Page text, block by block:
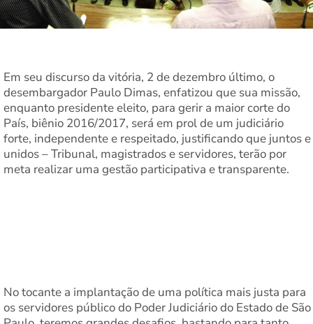
Em seu discurso da vitória, 2 de dezembro último, o
desembargador Paulo Dimas, enfatizou que sua missão,
enquanto presidente eleito, para gerir a maior corte do
País, biênio 2016/2017, será em prol de um judiciário
forte, independente e respeitado, justificando que juntos e
unidos – Tribunal, magistrados e servidores, terão por
meta realizar uma gestão participativa e transparente.
No tocante a implantação de uma política mais justa para
os servidores público do Poder Judiciário do Estado de São